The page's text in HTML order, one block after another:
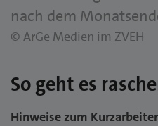
nach dem
© ArGe Medien im ZVEH
So geht es
Hinweise zum